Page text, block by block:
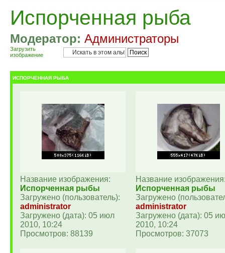
Испорченная рыба
Модератор: Администраторы
Загрузить
изображение
ИСПОРЧЕННАЯ РЫБА
Название изображения:
Испорченная рыбы
Загружено (пользователь):
administrator
Загружено (дата): 05 июл
2010, 10:24
Просмотров: 88139
Название
Испорченная рыбы
Загружено
administrator
Загружено (дата): 05
2010, 10:24
Просмотров: 37073